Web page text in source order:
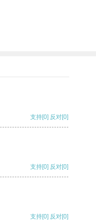
支持[0] 反对[0]
支持[0] 反对[0]
支持[0] 反对[0]